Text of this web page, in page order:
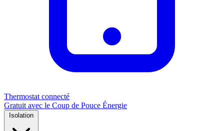
Thermostat connecté
Gratuit avec le Coup de Pouce Énergie